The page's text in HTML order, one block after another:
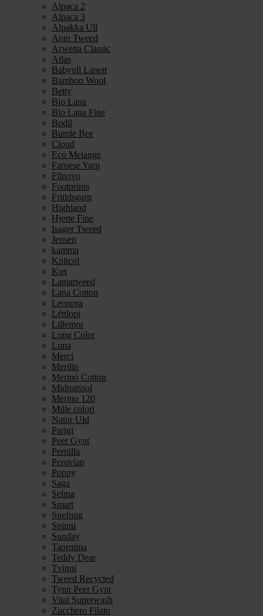
Alpaca 2
Alpaca 3
Alpakka Ull
Aran Tweed
Arwetta Classic
Atlas
Babyull Lanett
Bamboo Wool
Betty
Bio Lana
Bio Lana Fine
Bodil
Bumle Bee
Cloud
Eco Melange
Faroese Yarn
Filnovo
Footprints
Fritidsgarn
Highland
Hjerte Fine
Isager Tweed
Jensen
kamma
Knitcol
Kos
Lamatweed
Lana Cotton
Leonora
Léttlopi
Lillemor
Long Color
Luna
Merci
Merilin
Merino Cotton
Midnatssol
Merino 120
Mille colori
Natur Uld
Parigi
Peer Gynt
Pernilla
Peruvian
Poppy
Saga
Selma
Smart
Snefnug
Spinni
Sunday
Taormina
Teddy Dear
Tvinni
Tweed Recycled
Tynn Peer Gynt
Vital Superwash
Zucchero Filato